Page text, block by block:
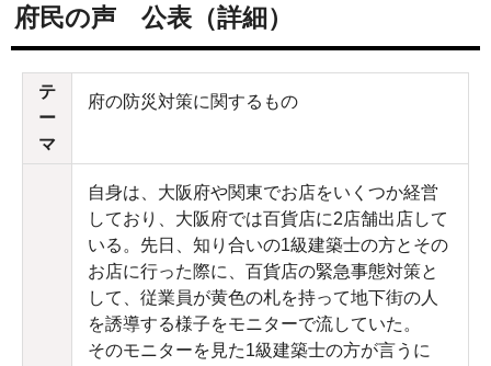
府民の声 公表（詳細）
テ
ー
マ
府の防災対策に関するもの
自身は、大阪府や関東でお店をいくつか経営
しており、大阪府では百貨店に2店舗出店して
いる。先日、知り合いの1級建築士の方とその
お店に行った際に、百貨店の緊急事態対策と
して、従業員が黄色の札を持って地下街の人
を誘導する様子をモニターで流していた。
そのモニターを見た1級建築士の方が言うに